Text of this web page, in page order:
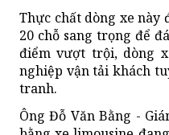
Thực chất dòng xe này
20 chỗ sang trọng để
điểm vượt trội, dòng
nghiệp vận tải khách
tranh.
Ông Đỗ Văn Bằng -